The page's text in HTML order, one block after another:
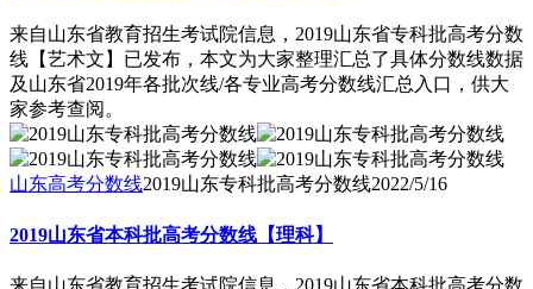
来自山东省教育招生考试院信息，2019山东省专科批高考分数
线【艺术文】已发布，本文为大家整理汇总了具体分数线数据
及山东省2019年各批次线/各专业高考分数线汇总入口，供大
家参考查阅。
山东高考分数线2019山东专科批高考分数线2022/5/16
2019山东省本科批高考分数线【理科】
来自山东省教育招生考试院信息，2019山东省本科批高考分数